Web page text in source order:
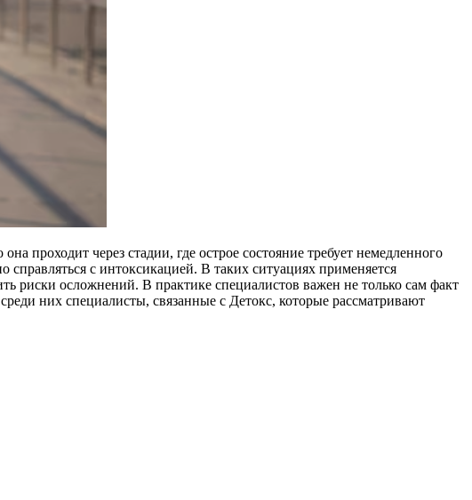
проходит через стадии, где острое состояние требует немедленного
справляться с интоксикацией. В таких ситуациях применяется
риски осложнений. В практике специалистов важен не только сам факт
них специалисты, связанные с Детокс, которые рассматривают